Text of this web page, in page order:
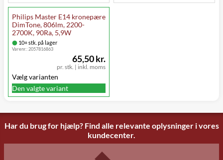
Philips Master E14 kronepære
DimTone, 806lm, 2200-
2700K, 90Ra, 5,9W
10+ stk. på lager
Varenr.:2057816863
pr. stk. | inkl. moms
65,50 kr.
Vælg varianten
Den valgte variant
Har du brug for hjælp? Find alle relevante oplysninger i vores
kundecenter.